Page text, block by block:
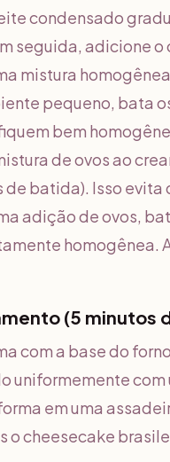
condensado
seguida, adicione o
mistura
pequeno, bata
bem
de ovos ao
batida). Isso evita
adição de ovos,
homogênea.
(5
com a base do
uniformemente com
em uma
o cheesecake